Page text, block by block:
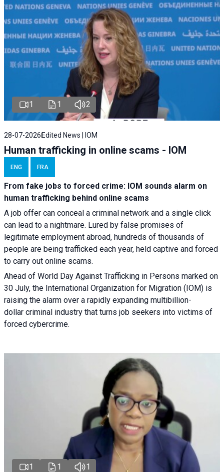
1 1 2
28-07-2026Edited News | IOM
Human trafficking in online scams - IOM
ENG FRA
From fake jobs to forced crime: IOM sounds alarm on
human trafficking behind online scams
A job offer can conceal a criminal network and a single click
can lead to a nightmare. Lured by false promises of
legitimate employment abroad, hundreds of thousands of
people are being trafficked each year, held captive and forced
to carry out online scams.
Ahead of World Day Against Trafficking in Persons marked on
30 July, the International Organization for Migration (IOM) is
raising the alarm over a rapidly expanding multibillion-
dollar criminal industry that turns job seekers into victims of
forced cybercrime.
1 1 1